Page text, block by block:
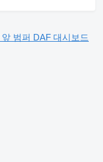
앞 범퍼 DAF 대시보드